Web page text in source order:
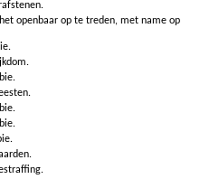
openbaar op te treden, met name op